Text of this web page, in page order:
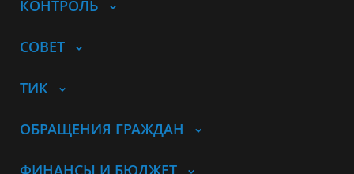
КОНТРОЛЬ
СОВЕТ
ТИК
ОБРАЩЕНИЯ ГРАЖДАН
ФИНАНСЫ И БЮДЖЕТ